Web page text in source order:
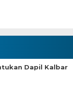
Dapil Kalbar